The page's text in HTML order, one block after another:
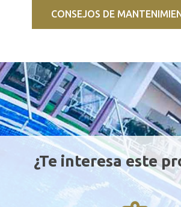
CONSEJOS DE
¿Te interesa este